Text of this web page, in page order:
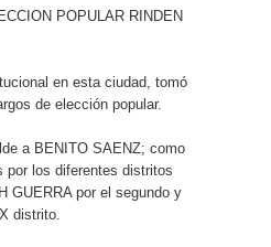
POPULAR RINDEN
en esta ciudad, tomó
de elección popular.
a BENITO SAENZ; como
por los diferentes distritos
GUERRA por el segundo y
distrito.